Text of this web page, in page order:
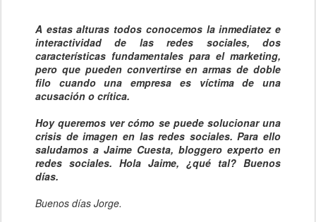
A estas alturas todos conocemos la inmediatez e
interactividad de las redes sociales, dos
características fundamentales para el marketing,
pero que pueden convertirse en armas de doble
filo cuando una empresa es víctima de una
acusación o crítica.
Hoy queremos ver cómo se puede solucionar una
crisis de imagen en las redes sociales. Para ello
saludamos a Jaime Cuesta, bloggero experto en
redes sociales. Hola Jaime, ¿qué tal? Buenos
días.
Buenos días Jorge.